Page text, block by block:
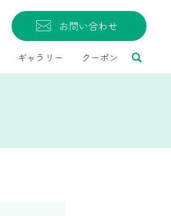
お問い合わせ
ギャラリー クーポン